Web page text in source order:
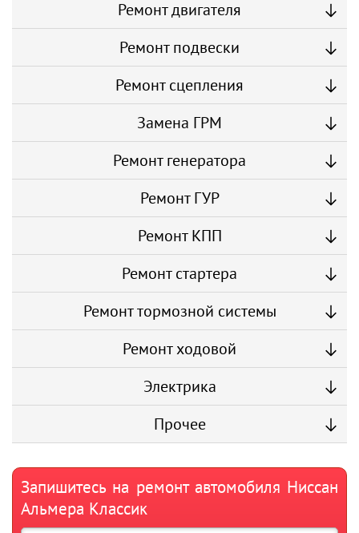
Ремонт двигателя
Ремонт подвески
Ремонт сцепления
Замена ГРМ
Ремонт генератора
Ремонт ГУР
Ремонт КПП
Ремонт стартера
Ремонт тормозной системы
Ремонт ходовой
Электрика
Прочее
Запишитесь на ремонт автомобиля Ниссан
Альмера Классик